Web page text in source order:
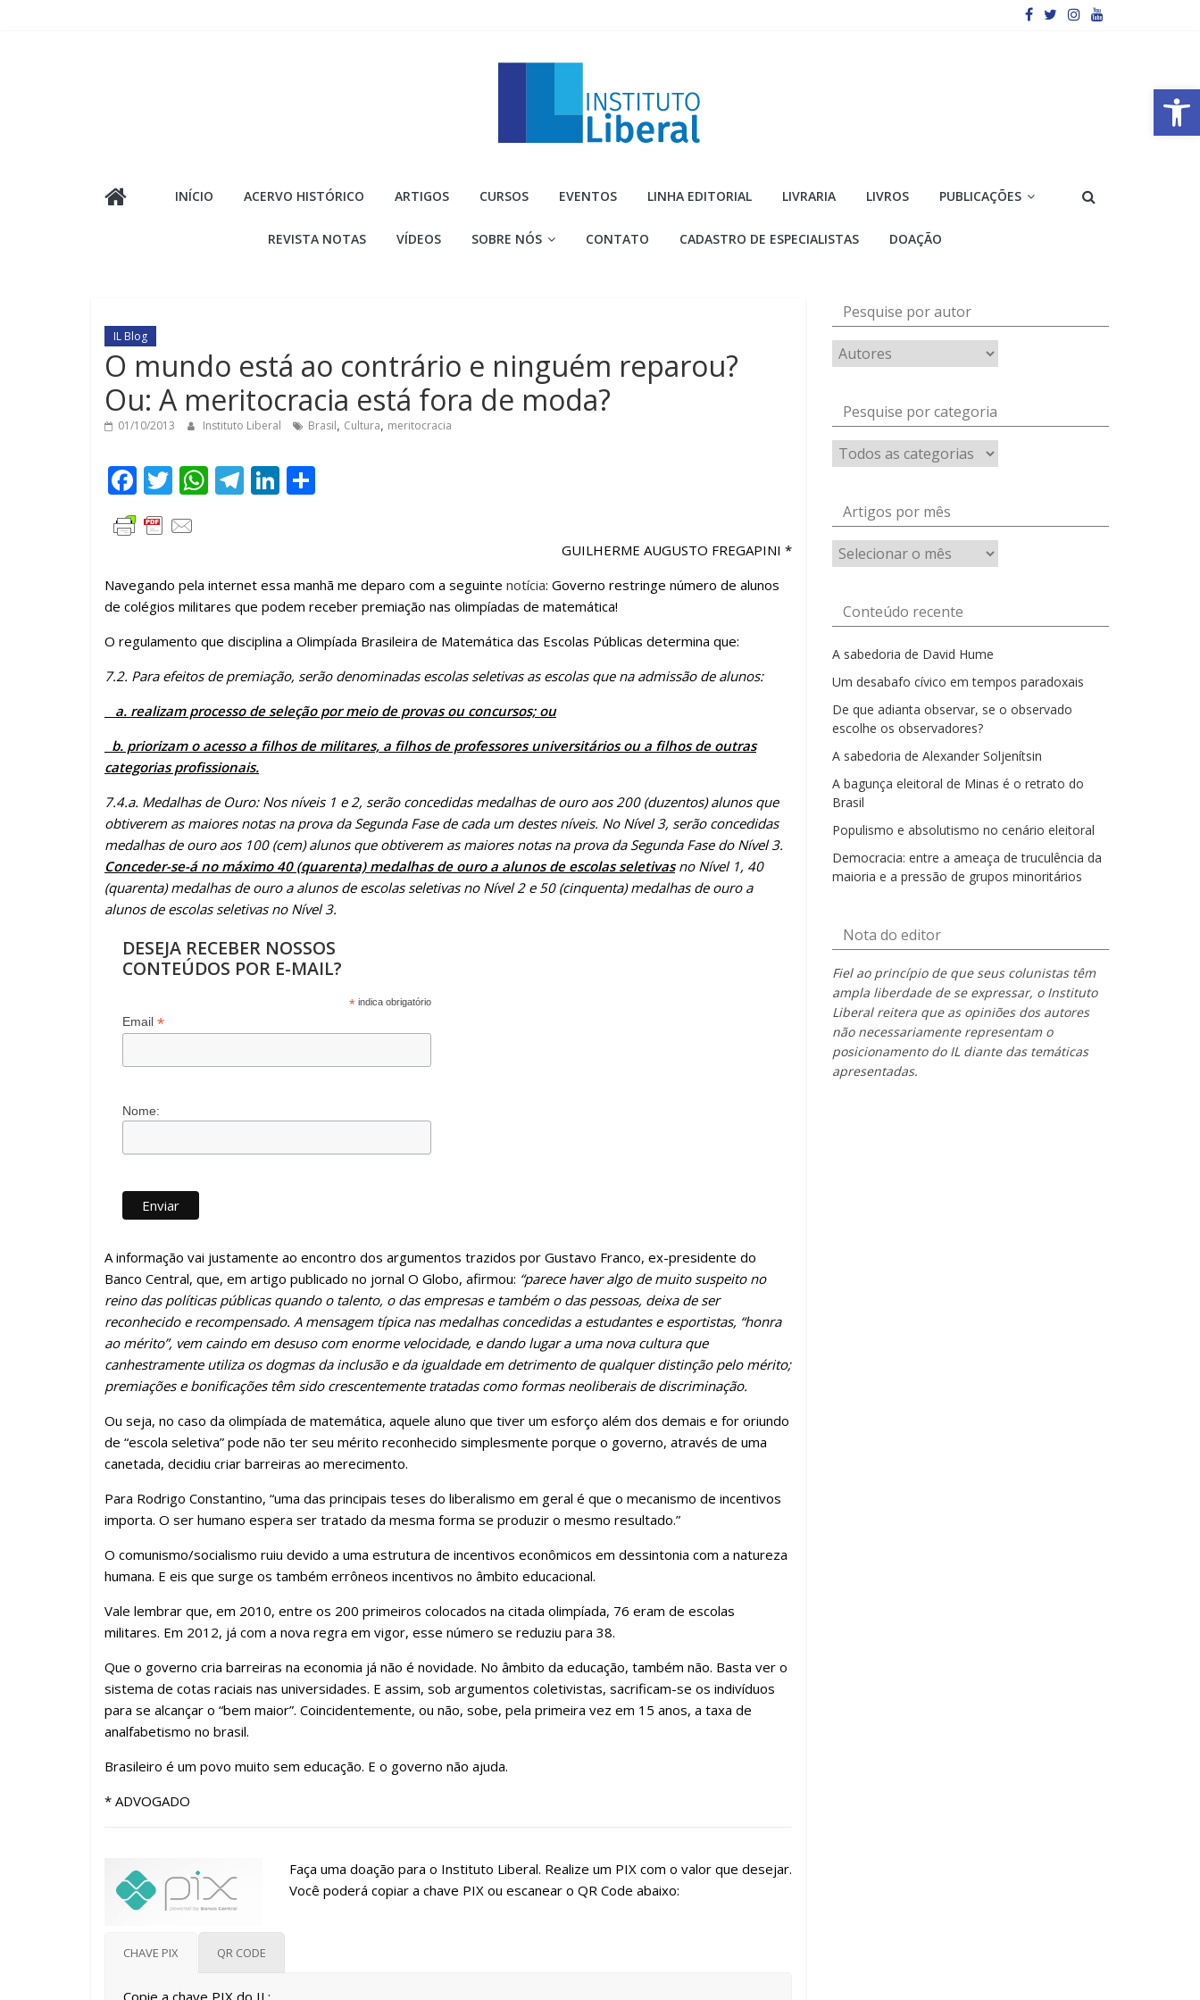
Barra de Ferramentas Aberta
Liberal
importante
sociedade.
INÍCIO ACERVO HISTÓRICO ARTIGOS CURSOS EVENTOS LINHA EDITORIAL LIVRARIA LIVROS PUBLICAÇÕES
REVISTA NOTAS VÍDEOS SOBRE NÓS CONTATO CADASTRO DE ESPECIALISTAS DOAÇÃO
IL Blog
O mundo está ao contrário e ninguém reparou?
Ou: A meritocracia está fora de moda?
01/10/2013 Instituto Liberal Brasil, Cultura, meritocracia
F
ac
e
o
o
k
T
w
itt
W
A
p
p
T
a
m
Li
dI
n
ar
til
h
ar
GUILHERME AUGUSTO FREGAPINI *
Navegando pela internet essa manhã me deparo com a seguinte notícia: Governo restringe número de alunos
de colégios militares que podem receber premiação nas olimpíadas de matemática!
O regulamento que disciplina a Olimpíada Brasileira de Matemática das Escolas Públicas determina que:
7.2. Para efeitos de premiação, serão denominadas escolas seletivas as escolas que na admissão de alunos:
a. realizam processo de seleção por meio de provas ou concursos; ou
b. priorizam o acesso a filhos de militares, a filhos de professores universitários ou a filhos de outras
categorias profissionais.
7.4.a. Medalhas de Ouro: Nos níveis 1 e 2, serão concedidas medalhas de ouro aos 200 (duzentos) alunos que
obtiverem as maiores notas na prova da Segunda Fase de cada um destes níveis. No Nível 3, serão concedidas
medalhas de ouro aos 100 (cem) alunos que obtiverem as maiores notas na prova da Segunda Fase do Nível 3.
Conceder-se-á no máximo 40 (quarenta) medalhas de ouro a alunos de escolas seletivasno Nível 1, 40
(quarenta) medalhas de ouro a alunos de escolas seletivas no Nível 2 e 50 (cinquenta) medalhas de ouro a
alunos de escolas seletivas no Nível 3.
DESEJA RECEBER NOSSOS
CONTEÚDOS POR E-MAIL?
*indica obrigatório
Email *
Nome:
A informação vai justamente ao encontro dos argumentos trazidos por Gustavo Franco, ex-presidente do
Banco Central, que, em artigo publicado no jornal O Globo, afirmou: “parece haver algo de muito suspeito no
reino das políticas públicas quando o talento, o das empresas e também o das pessoas, deixa de ser
reconhecido e recompensado. A mensagem típica nas medalhas concedidas a estudantes e esportistas, “honra
ao mérito”, vem caindo em desuso com enorme velocidade, e dando lugar a uma nova cultura que
canhestramente utiliza os dogmas da inclusão e da igualdade em detrimento de qualquer distinção pelo mérito;
premiações e bonificações têm sido crescentemente tratadas como formas neoliberais de discriminação.
Ou seja, no caso da olimpíada de matemática, aquele aluno que tiver um esforço além dos demais e for oriundo
de “escola seletiva” pode não ter seu mérito reconhecido simplesmente porque o governo, através de uma
canetada, decidiu criar barreiras ao merecimento.
Para Rodrigo Constantino, “uma das principais teses do liberalismo em geral é que o mecanismo de incentivos
importa. O ser humano espera ser tratado da mesma forma se produzir o mesmo resultado.”
O comunismo/socialismo ruiu devido a uma estrutura de incentivos econômicos em dessintonia com a natureza
humana. E eis que surge os também errôneos incentivos no âmbito educacional.
Vale lembrar que, em 2010, entre os 200 primeiros colocados na citada olimpíada, 76 eram de escolas
militares. Em 2012, já com a nova regra em vigor, esse número se reduziu para 38.
Que o governo cria barreiras na economia já não é novidade. No âmbito da educação, também não. Basta ver o
sistema de cotas raciais nas universidades. E assim, sob argumentos coletivistas, sacrificam-se os indivíduos
para se alcançar o “bem maior”. Coincidentemente, ou não, sobe, pela primeira vez em 15 anos, a taxa de
analfabetismo no brasil.
Brasileiro é um povo muito sem educação. E o governo não ajuda.
* ADVOGADO
Faça uma doação para o Instituto Liberal. Realize um PIX com o valor que desejar.
Você poderá copiar a chave PIX ou escanear o QR Code abaixo:
CHAVE PIX QR CODE
Copie a chave PIX do IL:
Pesquise por autor
Pesquise por categoria
Artigos por mês
Artigos
por
Conteúdo recente
A sabedoria de David Hume
Um desabafo cívico em tempos paradoxais
De que adianta observar, se o observado
escolhe os observadores?
A sabedoria de Alexander Soljenítsin
A bagunça eleitoral de Minas é o retrato do
Brasil
Populismo e absolutismo no cenário eleitoral
Democracia: entre a ameaça de truculência da
maioria e a pressão de grupos minoritários
Nota do editor
Fiel ao princípio de que seus colunistas têm
ampla liberdade de se expressar, o Instituto
Liberal reitera que as opiniões dos autores
não necessariamente representam o
posicionamento do IL diante das temáticas
apresentadas.